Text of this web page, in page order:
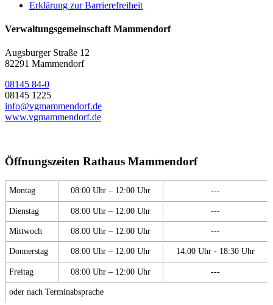
Erklärung zur Barrierefreiheit
Verwaltungsgemeinschaft Mammendorf
Augsburger Straße 12
82291 Mammendorf
08145 84-0
08145 1225
info@vgmammendorf.de
www.vgmammendorf.de
Öffnungszeiten Rathaus Mammendorf
Montag 08:00 Uhr – 12:00 Uhr ---
Dienstag 08:00 Uhr – 12:00 Uhr ---
Mittwoch 08:00 Uhr – 12:00 Uhr ---
Donnerstag 08:00 Uhr – 12:00 Uhr 14:00 Uhr - 18:30 Uhr
Freitag 08:00 Uhr – 12:00 Uhr ---
oder nach Terminabsprache